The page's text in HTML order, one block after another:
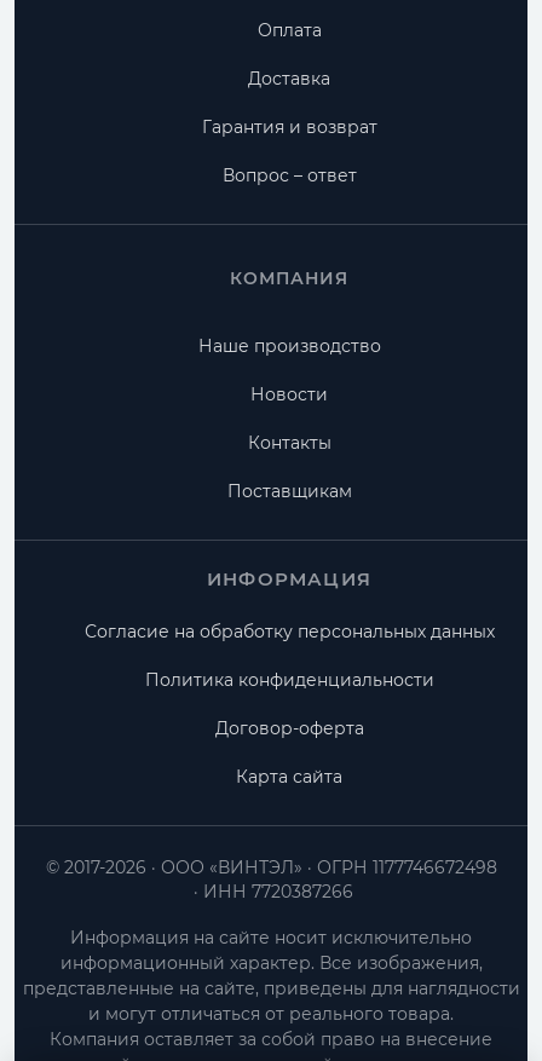
Оплата
Доставка
Гарантия и возврат
Вопрос – ответ
КОМПАНИЯ
Наше производство
Новости
Контакты
Поставщикам
ИНФОРМАЦИЯ
Согласие на обработку персональных данных
Политика конфиденциальности
Договор-оферта
Карта сайта
ООО «ВИНТЭЛ»
ОГРН 1177746672498
ИНН 7720387266
© 2017-2026
Информация на сайте носит исключительно
информационный характер. Все изображения,
представленные на сайте, приведены для наглядности
и могут отличаться от реального товара.
Компания оставляет за собой право на внесение